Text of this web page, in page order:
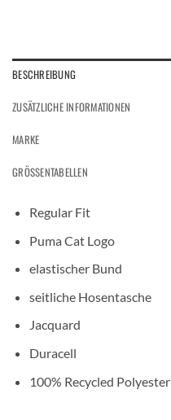
BESCHREIBUNG
ZUSÄTZLICHE INFORMATIONEN
MARKE
GRÖSSENTABELLEN
Regular Fit
Puma Cat Logo
elastischer Bund
seitliche Hosentasche
Jacquard
Duracell
100% Recycled Polyester